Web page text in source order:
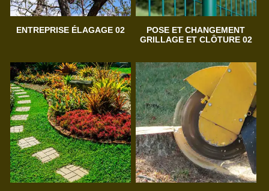
ENTREPRISE ÉLAGAGE 02
POSE ET CHANGEMENT
GRILLAGE ET CLÔTURE 02